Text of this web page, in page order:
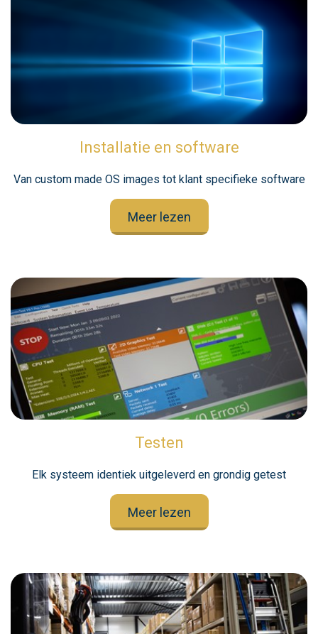
Installatie en software
Van custom made OS images tot klant specifieke software
Meer lezen
Testen
Elk systeem identiek uitgeleverd en grondig getest
Meer lezen